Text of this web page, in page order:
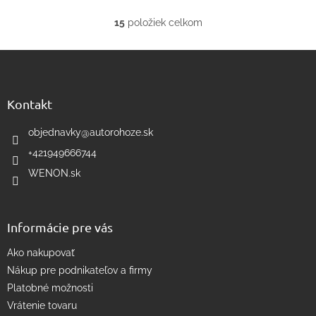
O
15položiek celkom
Kontakt
objednavky@autorohoze.sk
+421949666744
WENON.sk
Informácie pre vás
Ako nakupovať
Nákup pre podnikateľov a firmy
Platobné možnosti
Vrátenie tovaru